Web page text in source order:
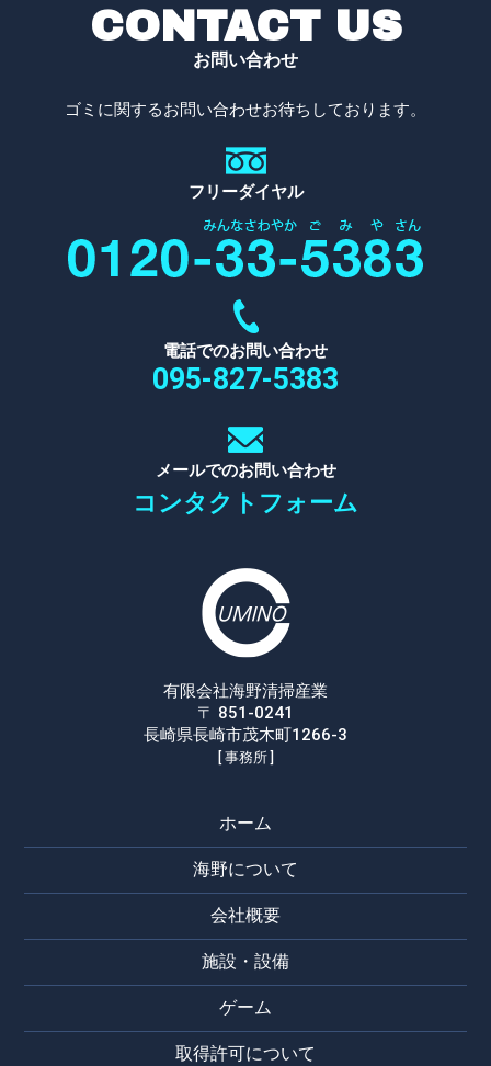
CONTACT US
お問い合わせ
ゴミに関するお問い合わせお待ちしております。
フリーダイヤル
電話でのお問い合わせ
095-827-5383
メールでのお問い合わせ
コンタクトフォーム
有限会社海野清掃産業
〒 851-0241
長崎県長崎市茂木町1266-3
[ 事務所 ]
ホーム
海野について
会社概要
施設・設備
ゲーム
取得許可について